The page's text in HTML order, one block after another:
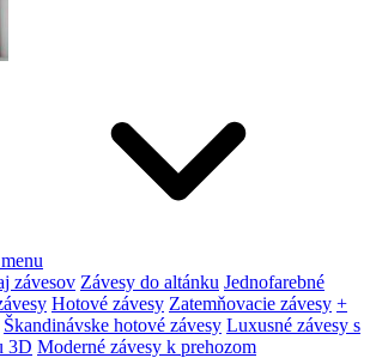
závesov Závesy do altánku Jednofarebné
Hotové závesy Zatemňovacie závesy +
Škandinávske hotové závesy Luxusné závesy s
3D Moderné závesy k prehozom